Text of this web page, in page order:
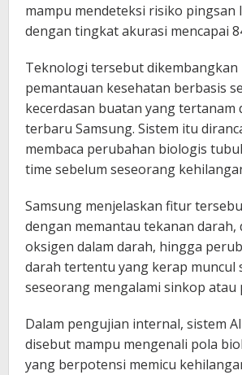
mampu mendeteksi risiko pingsan
dengan tingkat akurasi mencapai
Teknologi tersebut
pemantauan kesehatan berbasis
kecerdasan buatan yang tertanam
terbaru Samsung. Sistem itu
membaca perubahan biologis
time sebelum seseorang
Samsung menjelaskan fitur
dengan memantau tekanan darah,
oksigen dalam darah, hingga
darah tertentu yang kerap muncul
seseorang mengalami sinkop atau
Dalam pengujian internal, sistem
disebut mampu mengenali pola
yang berpotensi memicu